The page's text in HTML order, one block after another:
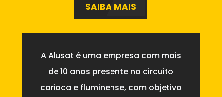
SAIBA MAIS
A Alusat é uma empresa com mais
de 10 anos presente no circuito
carioca e fluminense, com objetivo